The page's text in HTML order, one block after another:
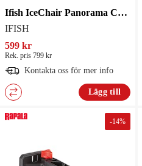
Ifish IceChair Panorama Camo Skrylla
IFISH
599 kr
Rek. pris 799 kr
Kontakta oss för mer info
Lägg till
-14%